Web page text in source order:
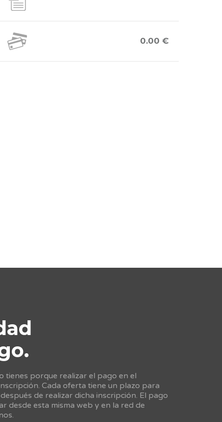
0.00 €
tienes porque realizar el pago en el
Cada oferta tiene un plazo para
de realizar dicha inscripción. El pago
desde esta misma web y en la red de